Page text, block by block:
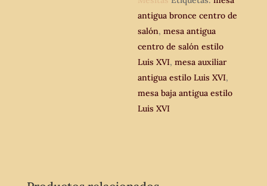
Mesa
auxiliar
bronce.
cantidad
antigua bronce centro de
salón,mesa antigua
centro de salón estilo
Luis XVI,mesa auxiliar
antigua estilo Luis XVI,
mesa baja antigua estilo
Luis XVI